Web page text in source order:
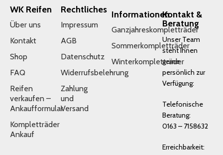
WK Reifen
Über uns
Kontakt
Shop
FAQ
Reifen
verkaufen –
Ankaufformular
Kompletträder
Ankauf
Rechtliches
Impressum
AGB
Datenschutz
Widerrufsbelehrung
Zahlung
und
Versand
Informationen
Ganzjahreskompletträder
Sommerkompletträder
Winterkompletträder
Kontakt &
Beratung
Unser Team
steht Ihnen
gerne
persönlich zur
Verfügung:
Telefonische
Beratung:
0163 – 7158632
Erreichbarkeit: